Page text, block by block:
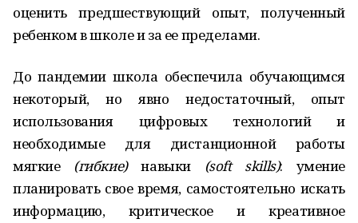
оценить предшествующий опыт, полученный
ребенком в школе и за ее пределами.
До пандемии школа обеспечила обучающимся
некоторый, но явно недостаточный, опыт
использования цифровых технологий и
необходимые для дистанционной работы
мягкие (гибкие)навыки (soft skills): умение
планировать свое время, самостоятельно искать
информацию, критическое и креативное